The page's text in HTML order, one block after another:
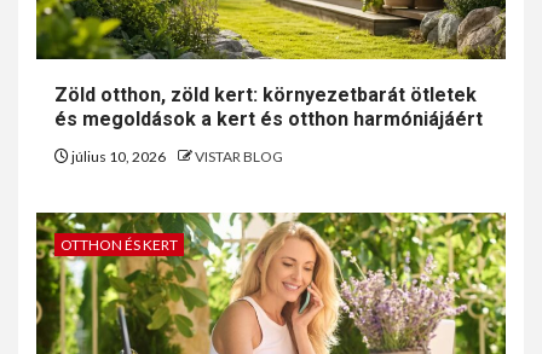
Zöld otthon, zöld kert: környezetbarát ötletek
és megoldások a kert és otthon harmóniájáért
július 10, 2026 VISTAR BLOG
OTTHON ÉS KERT